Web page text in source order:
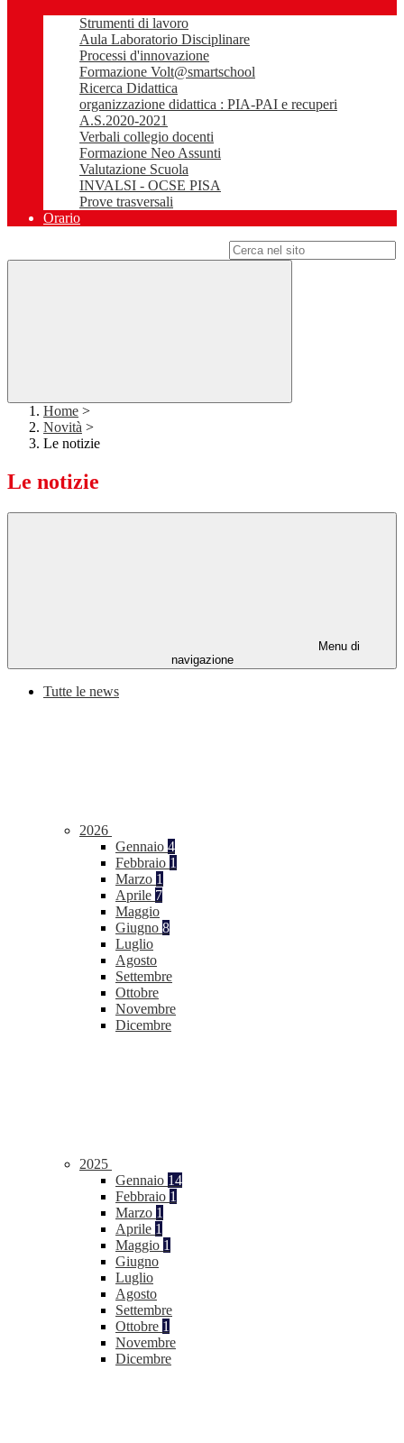
Strumenti di lavoro
Aula Laboratorio Disciplinare
Processi d'innovazione
Formazione Volt@smartschool
Ricerca Didattica
organizzazione didattica : PIA-PAI e recuperi
A.S.2020-2021
Verbali collegio docenti
Formazione Neo Assunti
Valutazione Scuola
INVALSI - OCSE PISA
Prove trasversali
Orario
Home >
Novità >
Le notizie
Le notizie
Menu di
navigazione
Tutte le news
2026
Gennaio 4
Febbraio 1
Marzo 1
Aprile 7
Maggio
Giugno 8
Luglio
Agosto
Settembre
Ottobre
Novembre
Dicembre
2025
Gennaio 14
Febbraio 1
Marzo 1
Aprile 1
Maggio 1
Giugno
Luglio
Agosto
Settembre
Ottobre 1
Novembre
Dicembre